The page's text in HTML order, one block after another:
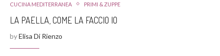
CUCINA MEDITERRANEA PRIMI & ZUPPE
LA PAELLA, COME LA FACCIO IO
byElisa Di Rienzo